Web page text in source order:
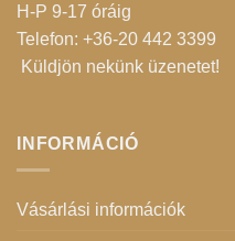
H-P 9-17 óráig
Telefon: +36-20 442 3399
Küldjön nekünk üzenetet!
INFORMÁCIÓ
Vásárlási információk